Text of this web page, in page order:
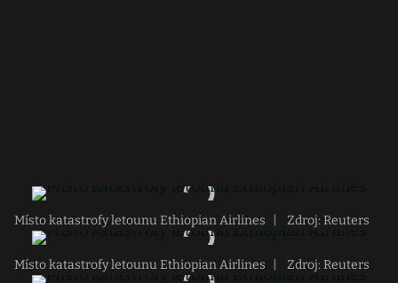
Místo katastrofy letounu Ethiopian Airlines Zdroj: Reuters
Místo katastrofy letounu Ethiopian Airlines Zdroj: Reuters